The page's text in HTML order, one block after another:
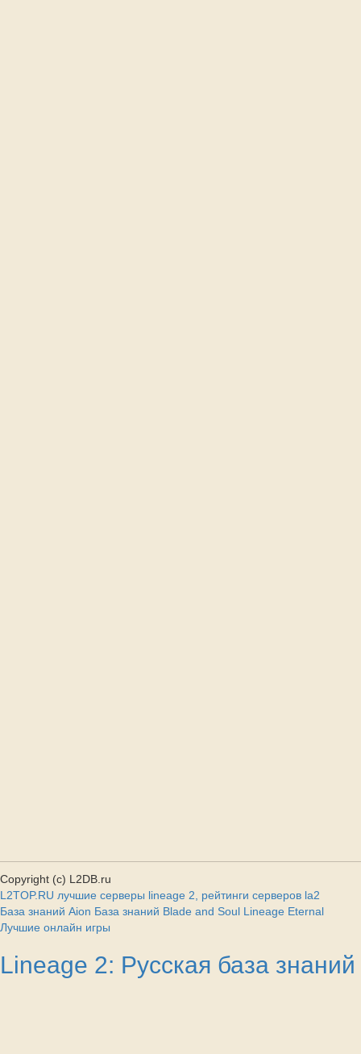
Copyright (c) L2DB.ru
L2TOP.RU лучшие серверы lineage 2, рейтинги серверов la2
База знаний Aion База знаний Blade and Soul Lineage Eternal
Лучшие онлайн игры
Lineage 2: Русская база